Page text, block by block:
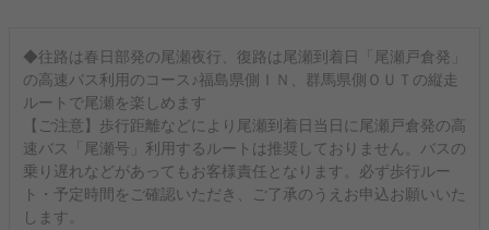
◆往路は春日部発の尾瀬夜行、復路は尾瀬到着日「尾瀬戸倉発」
の高速バス利用のコース♪福島県側ＩＮ、群馬県側ＯＵＴの縦走
ルートで尾瀬を楽しめます
【ご注意】歩行距離などにより尾瀬到着日当日に尾瀬戸倉発の高
速バス「尾瀬号」利用するルートは推奨しておりません。バスの
乗り遅れなどがあってもお客様責任となります。必ず歩行ルー
ト・予定時間をご確認いただき、ご了承のうえお申込お願いいた
します。